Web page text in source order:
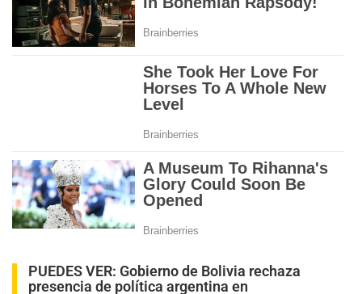
PUEDES VER: Gobierno de Bolivia rechaza
presencia de política argentina en